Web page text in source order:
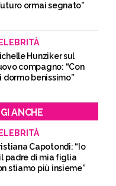
ormai segnato”
Hunziker sul
compagno: “Con
dormo benissimo”
ANCHE
Capotondi: “Io
padre di mia figlia
stiamo più insieme”